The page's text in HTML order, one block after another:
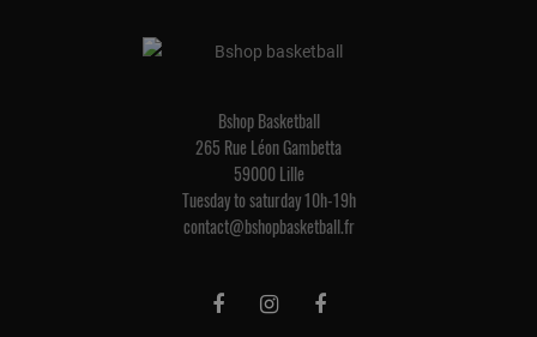
Bshop Basketball
265 Rue Léon Gambetta
59000 Lille
Tuesday to saturday 10h-19h
contact@bshopbasketball.fr